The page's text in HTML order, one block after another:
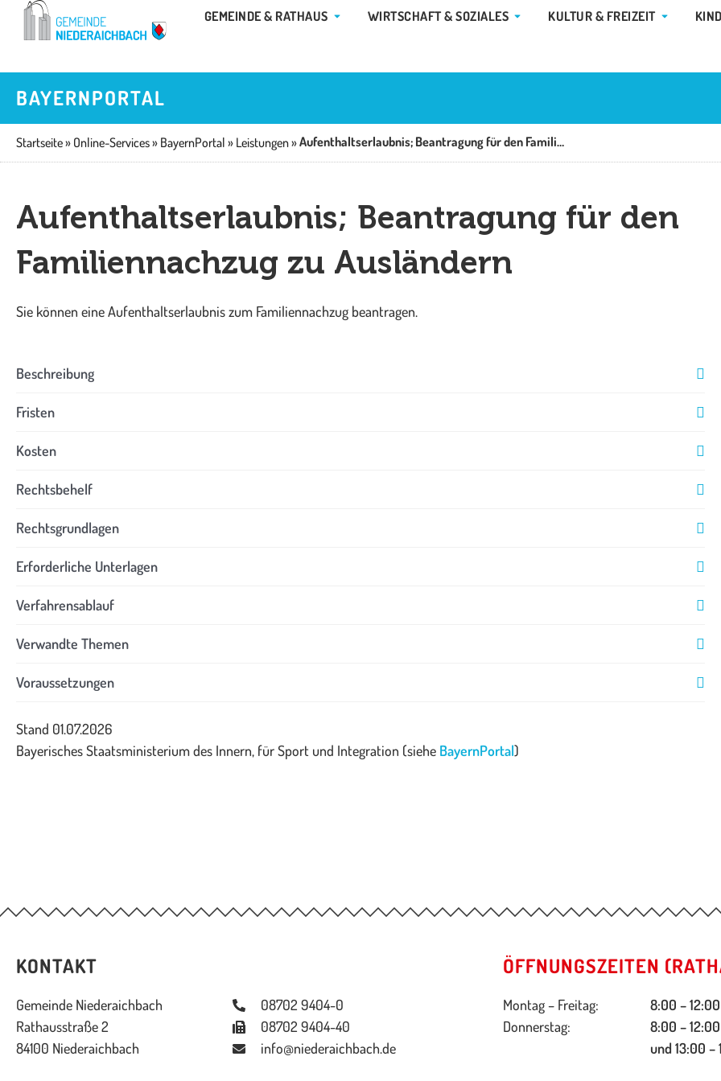
Zum
GEMEINDE & RATHAUS ÖFFNE GEMEINDE & RATHAUS
WIRTSCHAFT & SOZIALES ÖFFNE WIRTSCHAFT & SOZIALES
KULTUR & FREIZEIT ÖFFNE
BAYERNPORTAL
Startseite» Online-Services» BayernPortal » Leistungen» Aufenthaltserlaubnis; Beantragung für den Familiennachzug zu Ausländern
Aufenthaltserlaubnis; Beantragung für den
Familiennachzug zu Ausländern
Sie können eine Aufenthaltserlaubnis zum Familiennachzug beantragen.
Beschreibung
Fristen
Kosten
Rechtsbehelf
Rechtsgrundlagen
Erforderliche Unterlagen
Verfahrensablauf
Verwandte Themen
Voraussetzungen
Stand 01.07.2026
Bayerisches Staatsministerium des Innern, für Sport und Integration (siehe BayernPortal)
KONTAKT
Gemeinde Niederaichbach
Rathausstraße 2
84100 Niederaichbach
08702 9404-0
08702 9404-40
info@niederaichbach.de
ÖFFNUNGSZEITEN
Montag – Freitag:
8:00 –
Donnerstag:
8:00 –
und 13:00 –